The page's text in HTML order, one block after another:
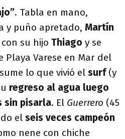
. Tabla en mano,
y puño apretado, Martín
su hijo Thiago y se
Playa Varese en Mar del
lo que vivió el surf(y
regreso al agua luego
sin pisarla. El Guerrero (45
el seis veces campeón
nene con chiche